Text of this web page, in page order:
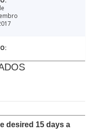
desired 15 days a